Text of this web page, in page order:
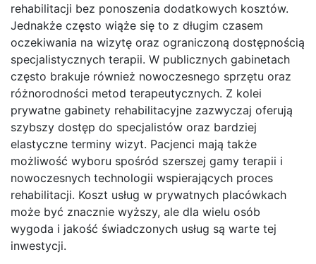
rehabilitacji bez ponoszenia dodatkowych kosztów.
Jednakże często wiąże się to z długim czasem
oczekiwania na wizytę oraz ograniczoną dostępnością
specjalistycznych terapii. W publicznych gabinetach
często brakuje również nowoczesnego sprzętu oraz
różnorodności metod terapeutycznych. Z kolei
prywatne gabinety rehabilitacyjne zazwyczaj oferują
szybszy dostęp do specjalistów oraz bardziej
elastyczne terminy wizyt. Pacjenci mają także
możliwość wyboru spośród szerszej gamy terapii i
nowoczesnych technologii wspierających proces
rehabilitacji. Koszt usług w prywatnych placówkach
może być znacznie wyższy, ale dla wielu osób
wygoda i jakość świadczonych usług są warte tej
inwestycji.